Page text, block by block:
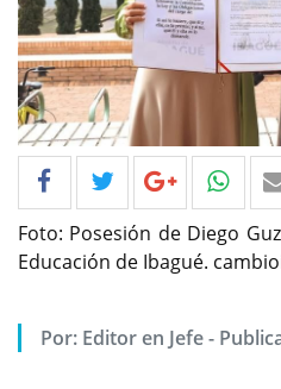
Foto: Posesión de Diego
Educación de Ibagué.
Por: Editor en Jefe -